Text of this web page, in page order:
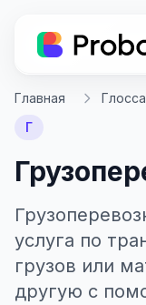
Главная
Г
услуга по
грузов или
другую с